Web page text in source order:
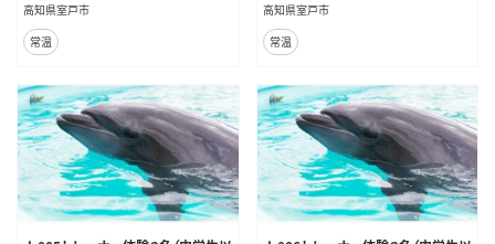
高知県室戸市
常温
高知県室戸市
常温